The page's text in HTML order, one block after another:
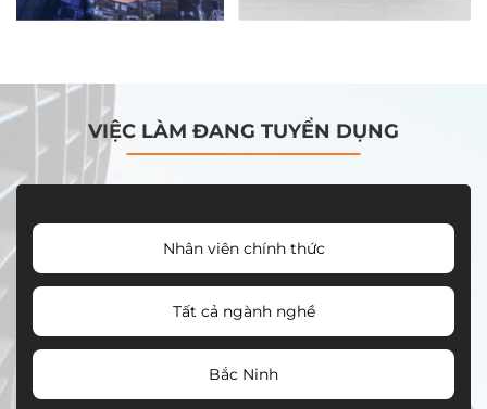
VIỆC LÀM ĐANG TUYỂN DỤNG
Nhân viên chính thức
Tất cả ngành nghề
Bắc Ninh